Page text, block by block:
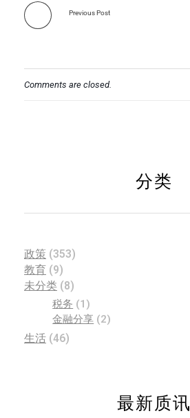
Previous Post
Comments are closed.
分类
政策 (353)
教育 (9)
未分类 (8)
税务 (1)
金融分享 (2)
生活 (46)
最新质讯